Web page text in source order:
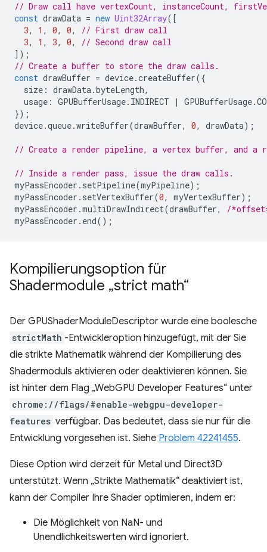
// Draw call have vertexCount, instanceCount,
const drawData = new Uint32Array([
3, 1 , 0, 0,
// First draw call
3, 1 , 3, 0,
// Second draw call
]);
// Create a buffer to store the draw calls.
const drawBuffer = device.createBuffer({
size : drawData.byteLength,
usage : GPUBufferUsage. INDIRECT | GPUBufferUsage.
});
device.queue.writeBuffer(drawBuffer, 0, drawData);
// Create a render pipeline, a vertex buffer, and a
// Inside a render pass, issue the draw calls.
myPassEncoder . setPipeline(myPipeline);
myPassEncoder . setVertexBuffer(0, myVertexBuffer);
myPassEncoder .multiDrawIndirect(drawBuffer,
/
myPassEncoder . end();
Kompilierungsoption für
Shadermodule „strict math“
Der GPUShaderModuleDescriptor wurde eine boolesche
strictMath -Entwickleroption hinzugefügt, mit der Sie
die strikte Mathematik während der Kompilierung des
Shadermoduls aktivieren oder deaktivieren können. Sie
ist hinter dem Flag „WebGPU Developer Features“ unter
chrome://flags/#enable-webgpu-developer-
features verfügbar. Das bedeutet, dass sie nur für die
Entwicklung vorgesehen ist. Siehe Problem 42241455.
Diese Option wird derzeit für Metal und Direct3D
unterstützt. Wenn „Strikte Mathematik“ deaktiviert ist,
kann der Compiler Ihre Shader optimieren, indem er:
Die Möglichkeit von NaN- und
Unendlichkeitswerten wird ignoriert.